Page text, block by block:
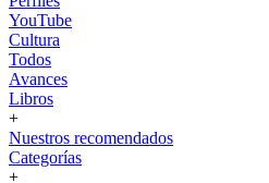
YouTube
Cultura
Todos
Avances
Libros
+
Nuestros recomendados
Categorías
+